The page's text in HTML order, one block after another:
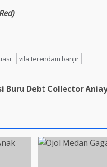
vila terendam banjir
Buru Debt Collector